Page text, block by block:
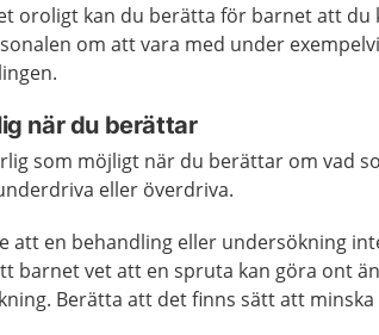
oroligt kan du berätta för barnet att du
om att vara med under
när du berättar
som möjligt när du berättar om vad
eller överdriva.
att en behandling eller undersökning
barnet vet att en spruta kan göra ont
Berätta att det finns sätt att